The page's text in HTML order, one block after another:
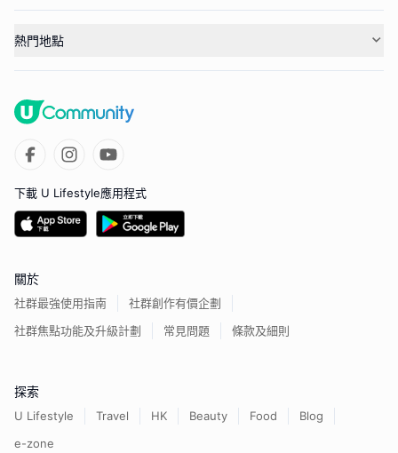
熱門地點
下載 U Lifestyle應用程式
關於
社群最強使用指南
社群創作有價企劃
社群焦點功能及升級計劃
常見問題 條款及細則
探索
U Lifestyle Travel HK Beauty Food
Blog
e-zone